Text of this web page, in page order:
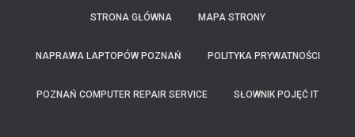
STRONA GŁÓWNA MAPA STRONY
NAPRAWA LAPTOPÓW POZNAŃ POLITYKA PRYWATNOŚCI
POZNAŃ COMPUTER REPAIR SERVICE SŁOWNIK POJĘĆ IT